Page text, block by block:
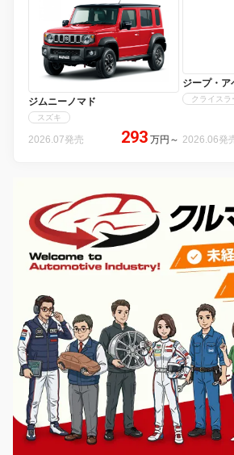
ジムニーノマド
スズキ
2026.07発売 293 万円 ～
ジープ・ア
クライスラ
2026.06発